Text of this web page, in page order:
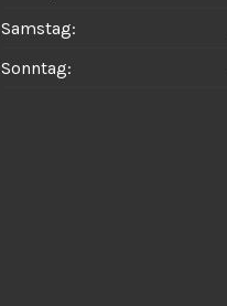
Samstag:
Sonntag: